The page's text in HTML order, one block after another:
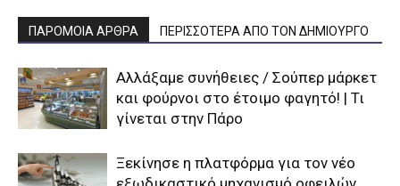
ΠΑΡΟΜΟΙΑ ΑΡΘΡΑ ΠΕΡΙΣΣΟΤΕΡΑ ΑΠΟ ΤΟΝ ΔΗΜΙΟΥΡΓΟ
Αλλάξαμε συνήθειες / Σούπερ μάρκετ
και φούρνοι στο έτοιμο φαγητό! | Τι
γίνεται στην Πάρο
Ξεκίνησε η πλατφόρμα για τον νέο